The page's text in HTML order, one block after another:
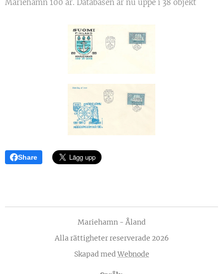
Mariehamn 100 år. Databasen är nu uppe i 38 objekt
Share
Mariehamn - Åland
Alla rättigheter reserverade 2026
Skapad medWebnode